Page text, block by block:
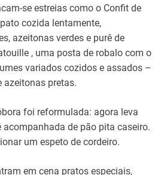
se estreias como o Confit de
cozida lentamente,
azeitonas verdes e purê de
, uma posta de robalo com o
variados cozidos e assados –
azeitonas pretas.
foi reformulada: agora leva
acompanhada de pão pita caseiro.
um espeto de cordeiro.
em cena pratos especiais,